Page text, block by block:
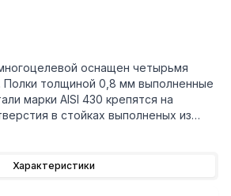
крепятся на
в стойках выполненых из
марки AISI 430 и толщиной 1,2
поставки 4 полки и
Характеристики